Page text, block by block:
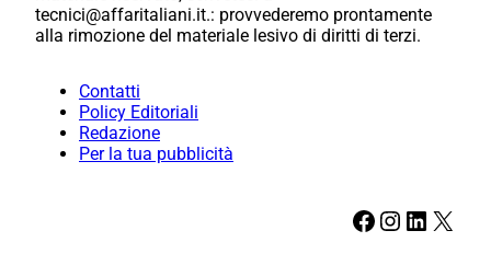
tecnici@affaritaliani.it.: provvederemo prontamente
alla rimozione del materiale lesivo di diritti di terzi.
Contatti
Policy Editoriali
Redazione
Per la tua pubblicità
Facebook Instagram LinkedIn X